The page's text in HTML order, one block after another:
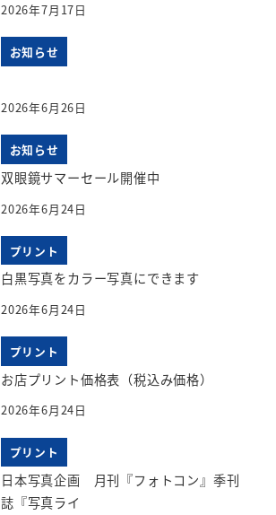
2026年7月17日
お知らせ
2026年6月26日
お知らせ
双眼鏡サマーセール開催中
2026年6月24日
プリント
白黒写真をカラー写真にできます
2026年6月24日
プリント
お店プリント価格表（税込み価格）
2026年6月24日
プリント
日本写真企画 月刊『フォトコン』季刊
誌『写真ライ